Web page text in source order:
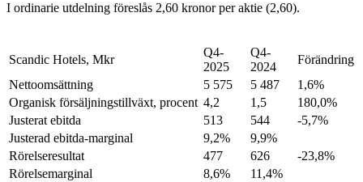
I ordinarie utdelning föreslås 2,60 kronor per aktie (2,60).
Scandic Hotels, Mkr
Q4-
2025
Q4-
2024
Förändring
Nettoomsättning
5 575 5 487
1,6%
Organisk försäljningstillväxt, procent 4,2 1,5
180,0%
Justerat ebitda
513 544
-5,7%
Justerad ebitda-marginal
9,2%
9,9%
Rörelseresultat
477 626
-23,8%
Rörelsemarginal
8,6%
11,4%